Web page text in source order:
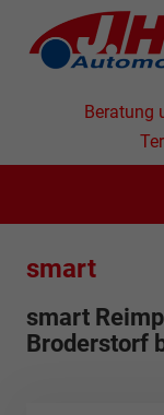
Beratung
smart
smart
Broderstorf